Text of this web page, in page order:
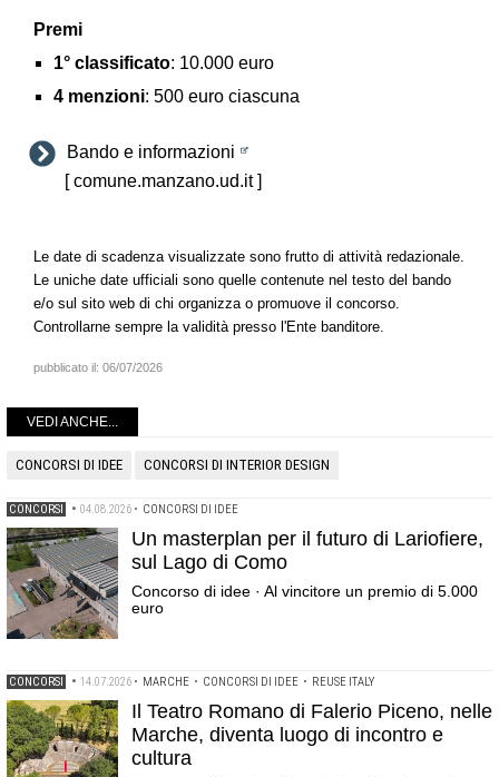
Premi
1° classificato: 10.000 euro
4 menzioni: 500 euro ciascuna
Bando e informazioni
[ comune.manzano.ud.it ]
Le date di scadenza visualizzate sono frutto di attività redazionale.
Le uniche date ufficiali sono quelle contenute nel testo del bando
e/o sul sito web di chi organizza o promuove il concorso.
Controllarne sempre la validità presso l'Ente banditore.
pubblicato il: 06/07/2026
VEDI ANCHE...
CONCORSI DI IDEE CONCORSI DI INTERIOR DESIGN
CONCORSI • 04.08.2026 • CONCORSI DI IDEE
Un masterplan per il futuro di Lariofiere,
sul Lago di Como
Concorso di idee · Al vincitore un premio di 5.000
euro
CONCORSI • 14.07.2026 • MARCHE • CONCORSI DI IDEE • REUSE ITALY
Il Teatro Romano di Falerio Piceno, nelle
Marche, diventa luogo di incontro e
cultura